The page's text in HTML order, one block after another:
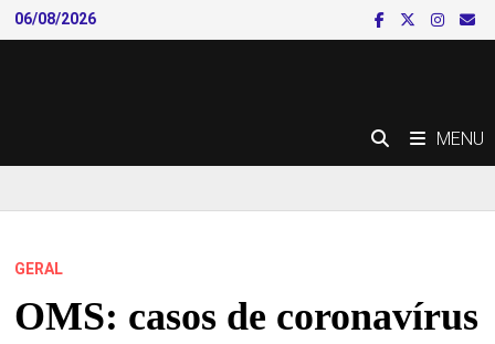
Skip
to
06/08/2026
MENU
GERAL
OMS: casos de coronavírus